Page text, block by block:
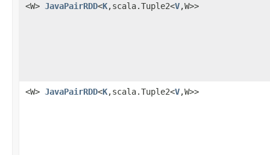
<W> JavaPairRDD<K,scala.Tuple2<V,W>>
<W> JavaPairRDD<K,scala.Tuple2<V,W>>